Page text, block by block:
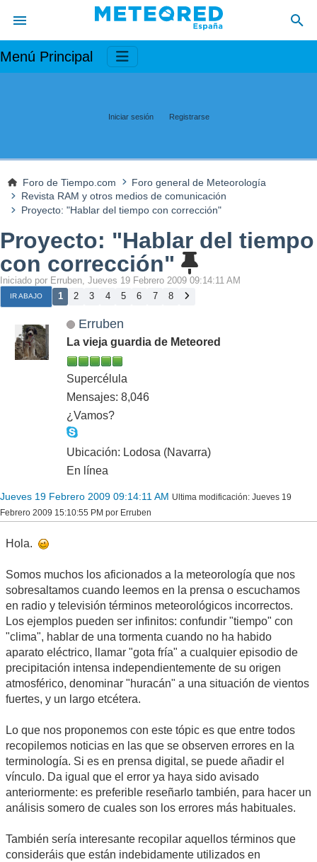
Menú Principal
Iniciar sesión Registrarse
Foro de Tiempo.com
Foro general de Meteorología
Revista RAM y otros medios de comunicación
Proyecto: "Hablar del tiempo con corrección"
Proyecto: "Hablar del tiempo
con corrección"
Iniciado por Erruben, Jueves 19 Febrero 2009 09:14:11 AM
IR ABAJO 1 2 3 4 5 6 7 8
Erruben
La vieja guardia de Meteored
Supercélula
Mensajes: 8,046
¿Vamos?
Ubicación: Lodosa (Navarra)
En línea
Jueves 19 Febrero 2009 09:14:11 AM Ultima modificación: Jueves 19
Febrero 2009 15:10:55 PM por Erruben
Hola.
Somos muchos los aficionados a la meteorología que nos
sobresaltamos cuando leemos en la prensa o escuchamos
en radio y televisión términos meteorológicos incorrectos.
Los ejemplos pueden ser infinitos: confundir "tiempo" con
"clima", hablar de una tormenta cuando no ha habido
aparato eléctrico, llamar "gota fría" a cualquier episodio de
precipitación intensa independientemente de su origen
atmosférico, denominar "huracán" a una situación de vientos
fuertes, y un largo etcétera.
Lo que nos proponemos con este tópic es que entre todos
recopilemos noticias en las que se observen errores en la
terminología. Si es en prensa digital, se puede añadir el
vínculo. Da igual que el error ya haya sido avisado
anteriormente: es preferible reseñarlo también, para hacer un
análisis somero de cuales son los errores más habituales.
También sería interesante recopilar aquellos términos que
consideráis que están indebidamente utilizados en